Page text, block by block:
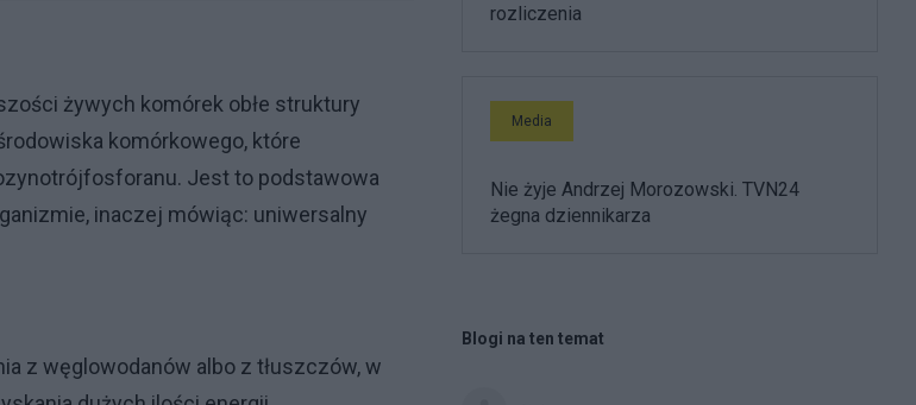
żywych komórek obłe struktury
komórkowego, które
Jest to podstawowa
inaczej mówiąc: uniwersalny
z węglowodanów albo z tłuszczów, w
rozliczenia
Media
Nie żyje Andrzej Morozowski. TVN24
żegna dziennikarza
Blogi na ten temat